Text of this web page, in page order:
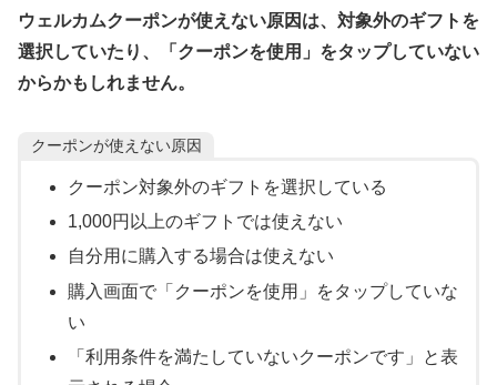
ウェルカムクーポンが使えない原因は、対象外のギフトを
選択していたり、「クーポンを使用」をタップしていない
からかもしれません。
クーポンが使えない原因
クーポン対象外のギフトを選択している
1,000円以上のギフトでは使えない
自分用に購入する場合は使えない
購入画面で「クーポンを使用」をタップしていな
い
「利用条件を満たしていないクーポンです」と表